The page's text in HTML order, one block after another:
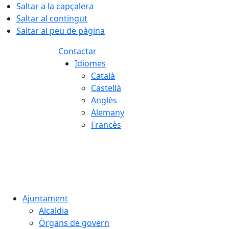
Saltar a la capçalera
Saltar al contingut
Saltar al peu de pàgina
Contactar
Idiomes
Català
Castellà
Anglès
Alemany
Francès
Ajuntament
Alcaldia
Òrgans de govern